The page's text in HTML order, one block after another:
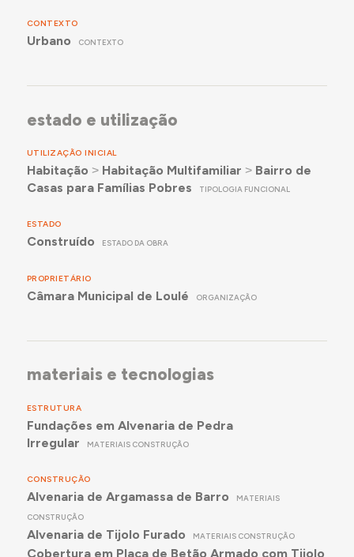
CONTEXTO
Urbano CONTEXTO
estado e utilização
UTILIZAÇÃO INICIAL
Habitação ˃ Habitação Multifamiliar ˃ Bairro de
Casas para Famílias Pobres
TIPOLOGIA FUNCIONAL
ESTADO
Construído ESTADO DA OBRA
PROPRIETÁRIO
Câmara Municipal de Loulé ORGANIZAÇÃO
materiais e tecnologias
ESTRUTURA
Fundações em Alvenaria de Pedra
Irregular
MATERIAIS CONSTRUÇÃO
CONSTRUÇÃO
Alvenaria de Argamassa de Barro MATERIAIS
CONSTRUÇÃO
Alvenaria de Tijolo Furado MATERIAIS CONSTRUÇÃO
Cobertura em Placa de Betão Armado com Tijolo